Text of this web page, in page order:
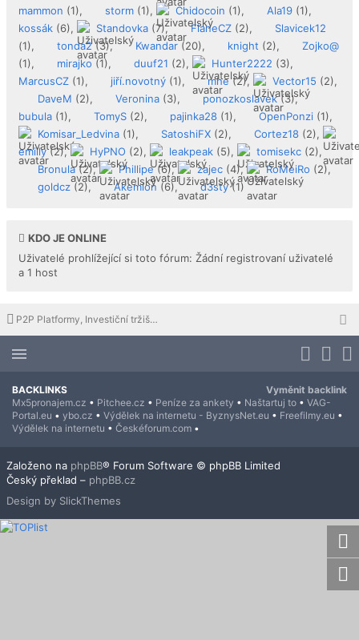
mammon (1), storm (1), Chidocoin (1), Ala19 (1),
kossák (6), Standovka (7), FlaneCZ (2),
Slavicek12
(1),
tonda2(3), Kwandar(20), knight (2),
Zojko@
(1),
mirajko(1), duuf21 (2), Hunter2222 (3),
MarcusCZ (1), jiří.novotný (1), mhe(2), Vector15 (2),
DaveM (2), Veronina (3), ponozkoslavek(3),
bubula (1), TomyS (2), pajinka28 (1), OpenPonzi (1),
Komisar_Ledvina (1), SatoshiFX (2), Cortez18 (2),
emilly(2), HyPNO (2), leakpeak (5), tomisekc (2),
Bronula(2), Phillipe(6), zajec (4), RoMeiRo (2),
goldcz(2), Akemion(6), d3sty(1)
KDO JE ONLINE
Uživatelé prohlížející si toto fórum: Žádní registrovaní uživatelé
a 1 host
P2P Platformy, Investiční tržiště, Sdílená ekonomika
BACKLINKS
Vyměnit backlink
Mx5pronajem.cz • Pitchee.cz • Peníze za ankety • Naštartuj to • VAG-
Portal.eu • ybo.cz • Výdělek na internetu - ByznysNet.eu • Freefilmy.eu •
Výdělek na internetu • Českéforum.com •
Založeno na phpBB® Forum Software © phpBB Limited
Český překlad – phpBB.cz
Design by SlickThemes